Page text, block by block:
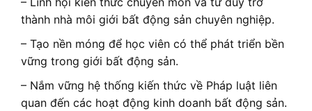
thành nhà môi giới bất động sản chuyên nghiệp.
– Tạo nền móng để học viên có thể phát triển bền
vững trong giới bất động sản.
– Nắm vững hệ thống kiến thức về Pháp luật liên
quan đến các hoạt động kinh doanh bất động sản.